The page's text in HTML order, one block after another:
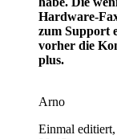
Hardware-
zum Support
vorher die
plus.
Arno
Einmal